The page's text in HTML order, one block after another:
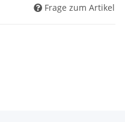
Frage zum Artikel